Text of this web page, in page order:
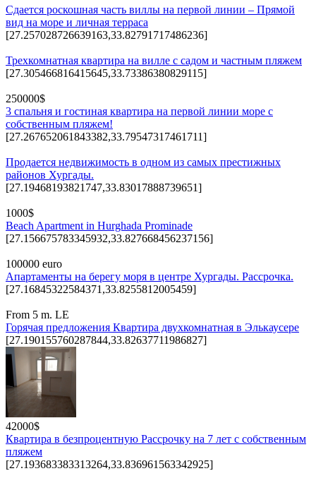
Сдается роскошная часть виллы на первой линии – Прямой
вид на море и личная терраса
[27.257028726639163,33.82791717486236]
Трехкомнатная квартира на вилле с садом и частным пляжем
[27.305466816415645,33.73386380829115]
250000$
3 спальня и гостиная квартира на первой линии море с
собственным пляжем!
[27.267652061843382,33.79547317461711]
Продается недвижимость в одном из самых престижных
районов Хургады.
[27.19468193821747,33.83017888739651]
1000$
Beach Apartment in Hurghada Prominade
[27.156675783345932,33.827668456237156]
100000 euro
Апартаменты на берегу моря в центре Хургады. Рассрочка.
[27.16845322584371,33.8255812005459]
From 5 m. LE
Горячая предложения Квартира двухкомнатная в Элькаусере
[27.190155760287844,33.82637711986827]
42000$
Квартира в безпроцентную Рассрочку на 7 лет с собственным
пляжем
[27.193683383313264,33.836961563342925]